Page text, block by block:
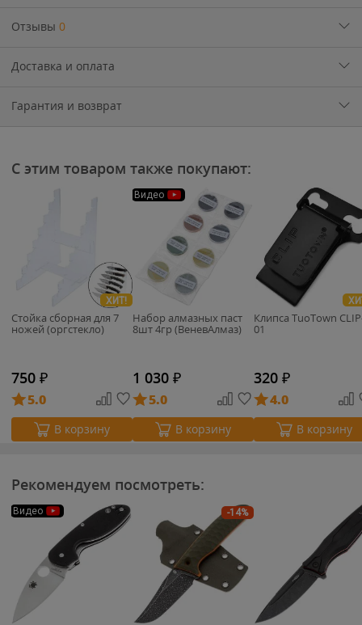
Отзывы 0
Доставка и оплата
Гарантия и возврат
С этим товаром также покупают:
ХИТ!
Стойка сборная для 7
ножей (оргстекло)
750 ₽
5.0
В корзину
Видео
Набор алмазных паст
8шт 4гр (ВеневАлмаз)
1 030 ₽
5.0
В корзину
Клипса TuoTown
01
320 ₽
4.0
В корзину
Рекомендуем посмотреть:
Видео -14%